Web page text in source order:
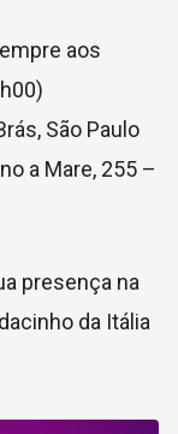
aos
São Paulo
a Mare, 255 –
presença na
da Itália